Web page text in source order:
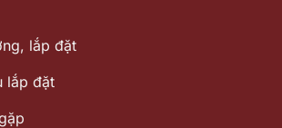
lắp đặt
lắp đặt